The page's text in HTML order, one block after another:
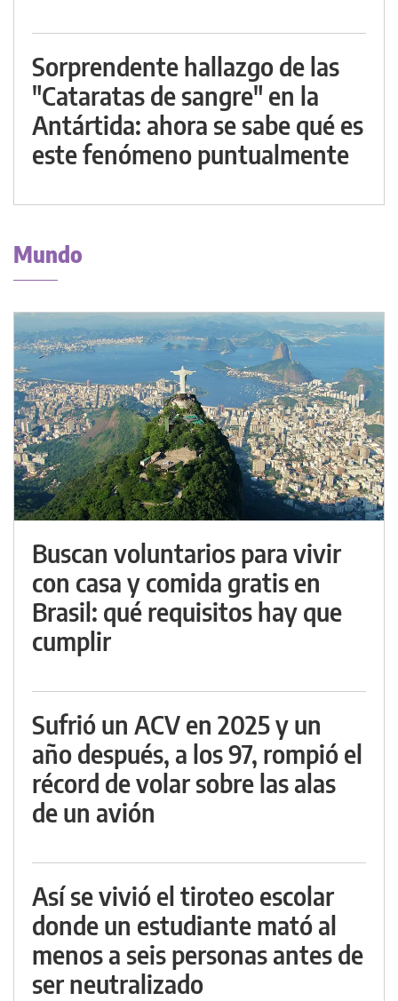
Sorprendente hallazgo de las
"Cataratas de sangre" en la
Antártida: ahora se sabe qué es
este fenómeno puntualmente
Mundo
Buscan voluntarios para vivir
con casa y comida gratis en
Brasil: qué requisitos hay que
cumplir
Sufrió un ACV en 2025 y un
año después, a los 97, rompió el
récord de volar sobre las alas
de un avión
Así se vivió el tiroteo escolar
donde un estudiante mató al
menos a seis personas antes de
ser neutralizado